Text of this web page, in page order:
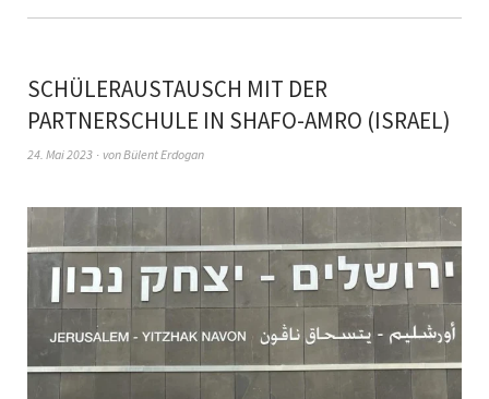
SCHÜLERAUSTAUSCH MIT DER
PARTNERSCHULE IN SHAFO-AMRO (ISRAEL)
24. Mai 2023 vonBülent Erdogan